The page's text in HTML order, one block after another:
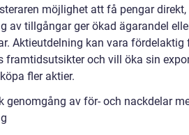
möjlighet att få pengar
av tillgångar ger ökad ägarandel
Aktieutdelning kan vara fördelaktig
framtidsutsikter och vill öka sin
fler aktier.
genomgång av för- och nackdelar